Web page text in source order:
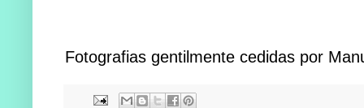
Fotografias gentilmente cedidas por